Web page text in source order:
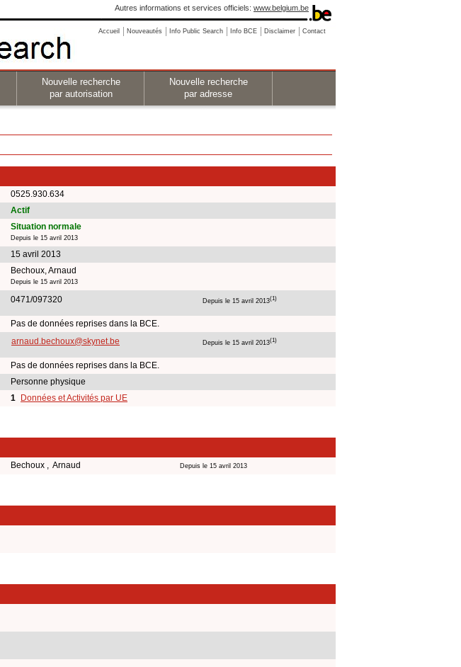
Autres informations et services officiels: www.belgium.be
Accueil Nouveautés Info Public Search Info BCE Disclaimer Contact
Nouvelle recherche
par autorisation
Nouvelle recherche
par adresse
0525.930.634
Actif
Situation normale
Depuis le 15 avril 2013
15 avril 2013
Bechoux, Arnaud
Depuis le 15 avril 2013
0471/097320 Depuis le 15 avril 2013(1)
Pas de données reprises dans la BCE.
arnaud.bechoux@skynet.be Depuis le 15 avril 2013(1)
Pas de données reprises dans la BCE.
Personne physique
1 Données et Activités par UE
Bechoux , Arnaud Depuis le 15 avril 2013